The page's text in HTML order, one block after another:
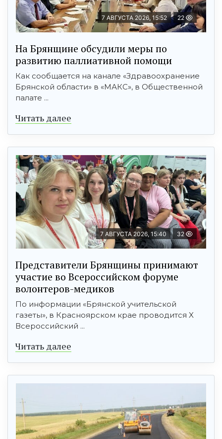
7 АВГУСТА 2026, 15:52 22
На Брянщине обсудили меры по
развитию паллиативной помощи
Как сообщается на канале «Здравоохранение
Брянской области» в «МАКС», в Общественной
палате ...
Читать далее
7 АВГУСТА 2026, 15:40 32
Представители Брянщины принимают
участие во Всероссийском форуме
волонтеров-медиков
По информации «Брянской учительской
газеты», в Красноярском крае проводится X
Всероссийский ...
Читать далее